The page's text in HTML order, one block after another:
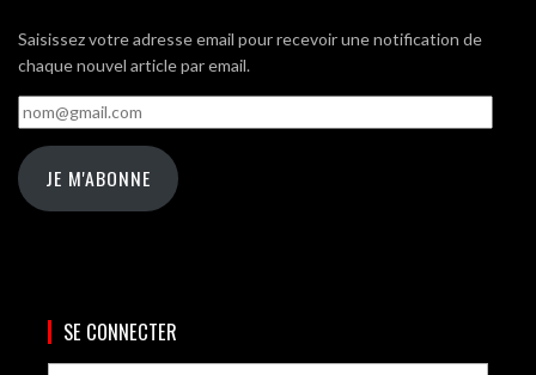
Saisissez votre adresse email pour recevoir une notification de
chaque nouvel article par email.
nom@gmail.com
JE M'ABONNE
SE CONNECTER